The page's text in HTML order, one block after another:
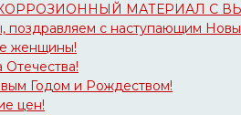
МАТЕРИАЛ С
поздравляем с наступающим
женщины!
Годом и Рождеством!
цен!